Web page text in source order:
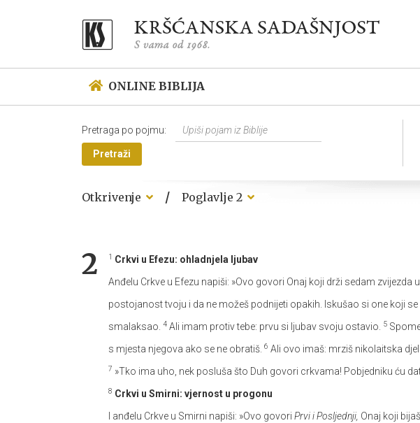
ONLINE BIBLIJA
Pretraga po pojmu:
Pretraži
Otkrivenje / Poglavlje 2
2 1 Crkvi u Efezu: ohladnjela ljubav
Anđelu Crkve u Efezu napiši: »Ovo govori Onaj koji drži sedam
postojanost tvoju i da ne možeš podnijeti opakih. Iskušao si one koji
smalaksao. 4 Ali imam protiv tebe: prvu si ljubav svoju ostavio. 5
s mjesta njegova ako se ne obratiš. 6 Ali ovo imaš: mrziš nikolaitska
7 »Tko ima uho, nek posluša što Duh govori crkvama! Pobjedniku ću
8 Crkvi u Smirni: vjernost u progonu
I anđelu Crkve u Smirni napiši: »Ovo govori Prvi i Posljednji, Onaj koji